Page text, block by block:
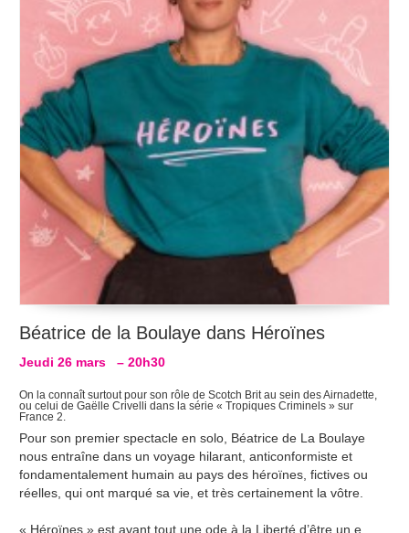
Béatrice de la Boulaye dans Héroïnes
Jeudi 26 mars – 20h30
On la connaît surtout pour son rôle de Scotch Brit au sein des Airnadette,
ou celui de Gaëlle Crivelli dans la série « Tropiques Criminels » sur
France 2.
Pour son premier spectacle en solo, Béatrice de La Boulaye
nous entraîne dans un voyage hilarant, anticonformiste et
fondamentalement humain au pays des héroïnes, fictives ou
réelles, qui ont marqué sa vie, et très certainement la vôtre.
« Héroïnes » est avant tout une ode à la Liberté d’être un.e